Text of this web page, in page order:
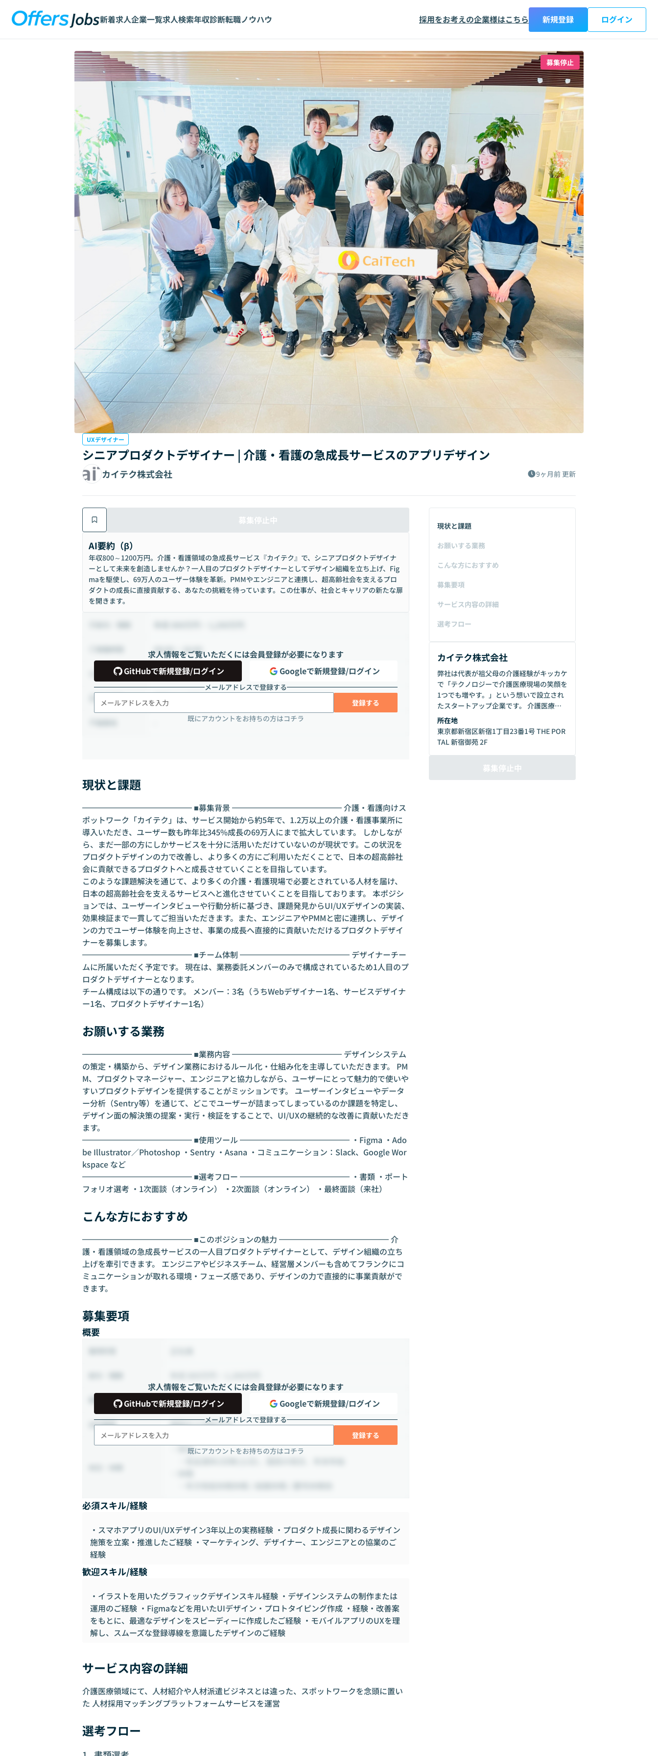
新着求人企業一覧求人検索年収診断転職ノウハウ 採用をお考えの企業様はこちら 新規登録 ログイン
募集停止
UXデザイナー
シニアプロダクトデザイナー | 介護・看護の急成長サービスのアプリデザイン
カイテク株式会社 9ヶ月前 更新
募集停止中
AI要約（β）
年収800～1200万円。介護・看護領域の急成長サービス『カイテク』で、シニアプロダクトデザイナ
ーとして未来を創造しませんか？一人目のプロダクトデザイナーとしてデザイン組織を立ち上げ、Fig
maを駆使し、69万人のユーザー体験を革新。PMMやエンジニアと連携し、超高齢社会を支えるプロ
ダクトの成長に直接貢献する、あなたの挑戦を待っています。この仕事が、社会とキャリアの新たな扉
を開きます。
求人情報をご覧いただくには会員登録が必要になります
GitHubで新規登録/ログイン
Googleで新規登録/ログイン
メールアドレスで登録する
登録する
既にアカウントをお持ちの方はコチラ
09:00 ~ 18:00
雇用形態 正社員
出社頻度 相談の上決定する
現状と課題
━━━━━━━━━━━━━━ ■募集背景 ━━━━━━━━━━━━━━ 介護・看護向けス
ポットワーク「カイテク」は、サービス開始から約5年で、1.2万以上の介護・看護事業所に
導入いただき、ユーザー数も昨年比345%成長の69万人にまで拡大しています。 しかしなが
ら、まだ一部の方にしかサービスを十分に活用いただけていないのが現状です。この状況を
プロダクトデザインの力で改善し、より多くの方にご利用いただくことで、日本の超高齢社
会に貢献できるプロダクトへと成長させていくことを目指しています。
このような課題解決を通じて、より多くの介護・看護現場で必要とされている人材を届け、
日本の超高齢社会を支えるサービスへと進化させていくことを目指しております。 本ポジシ
ョンでは、ユーザーインタビューや行動分析に基づき、課題発見からUI/UXデザインの実装、
効果検証まで一貫してご担当いただきます。また、エンジニアやPMMと密に連携し、デザイ
ンの力でユーザー体験を向上させ、事業の成長へ直接的に貢献いただけるプロダクトデザイ
ナーを募集します。
━━━━━━━━━━━━━━ ■チーム体制 ━━━━━━━━━━━━━━ デザイナーチー
ムに所属いただく予定です。 現在は、業務委託メンバーのみで構成されているため1人目のプ
ロダクトデザイナーとなります。
チーム構成は以下の通りです。 メンバー：3名（うちWebデザイナー1名、サービスデザイナ
ー1名、プロダクトデザイナー1名）
お願いする業務
━━━━━━━━━━━━━━ ■業務内容 ━━━━━━━━━━━━━━ デザインシステム
の策定・構築から、デザイン業務におけるルール化・仕組み化を主導していただきます。 PM
M、プロダクトマネージャー、エンジニアと協力しながら、ユーザーにとって魅力的で使いや
すいプロダクトデザインを提供することがミッションです。 ユーザーインタビューやデータ
ー分析（Sentry等）を通じて、どこでユーザーが詰まってしまっているのか課題を特定し、
デザイン面の解決策の提案・実行・検証をすることで、UI/UXの継続的な改善に貢献いただき
ます。
━━━━━━━━━━━━━━ ■使用ツール ━━━━━━━━━━━━━━ ・Figma ・Ado
be Illustrator／Photoshop ・Sentry ・Asana ・コミュニケーション：Slack、Google Wor
kspace など
━━━━━━━━━━━━━━ ■選考フロー ━━━━━━━━━━━━━━ ・書類 ・ポート
フォリオ選考 ・1次面談（オンライン） ・2次面談（オンライン） ・最終面談（来社）
こんな方におすすめ
━━━━━━━━━━━━━━ ■このポジションの魅力 ━━━━━━━━━━━━━━ 介
護・看護領域の急成長サービスの一人目プロダクトデザイナーとして、デザイン組織の立ち
上げを牽引できます。 エンジニアやビジネスチーム、経営層メンバーも含めてフランクにコ
ミュニケーションが取れる環境・フェーズ感であり、デザインの力で直接的に事業貢献がで
きます。
募集要項
概要
求人情報をご覧いただくには会員登録が必要になります
GitHubで新規登録/ログイン
Googleで新規登録/ログイン
メールアドレスで登録する
登録する
既にアカウントをお持ちの方はコチラ
稼働時間 09:00 ~ 18:00
出社頻度 相談の上決定する
・休日
必須スキル/経験
・スマホアプリのUI/UXデザイン3年以上の実務経験 ・プロダクト成長に関わるデザイン
施策を立案・推進したご経験 ・マーケティング、デザイナー、エンジニアとの協業のご
経験
歓迎スキル/経験
・イラストを用いたグラフィックデザインスキル経験 ・デザインシステムの制作または
運用のご経験 ・Figmaなどを用いたUIデザイン・プロトタイピング作成 ・経験・改善案
をもとに、最適なデザインをスピーディーに作成したご経験 ・モバイルアプリのUXを理
解し、スムーズな登録導線を意識したデザインのご経験
サービス内容の詳細
介護医療領域にて、人材紹介や人材派遣ビジネスとは違った、スポットワークを念頭に置い
た 人材採用マッチングプラットフォームサービスを運営
選考フロー
現状と課題
お願いする業務
こんな方におすすめ
募集要項
サービス内容の詳細
選考フロー
カイテク株式会社
弊社は代表が祖父母の介護経験がキッカケ
で「テクノロジーで介護医療現場の笑顔を
1つでも増やす。」という想いで設立され
たスタートアップ企業です。 介護医療領
域にて、人材紹介や人材派遣ビジネスとは
違った、ワークシェアリングを念頭に置い
た人材採用マッチングプラットフォームサ
ービスを運営し昨対比600％を超える成長
リードしています。 今後は介護医療現場
のDX推進を中心に複数の事業展開を予定
所在地
東京都新宿区新宿1丁目23番1号 THE POR
TAL 新宿御苑 2F
募集停止中